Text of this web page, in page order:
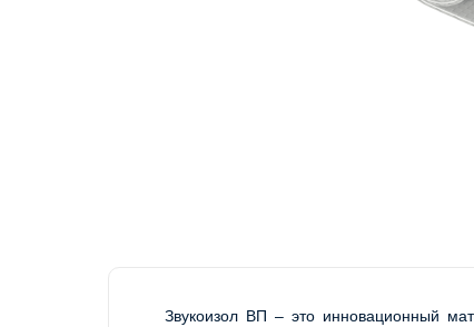
Звукоизол ВП – это инновационный